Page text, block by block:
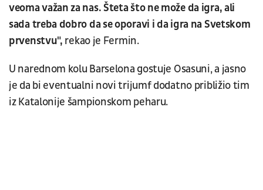
veoma važan za nas. Šteta što ne može da igra, ali
sada treba dobro da se oporavi i da igra na Svetskom
prvenstvu", rekao je Fermin.
U narednom kolu Barselona gostuje Osasuni, a jasno
je da bi eventualni novi trijumf dodatno približio tim
iz Katalonije šampionskom peharu.